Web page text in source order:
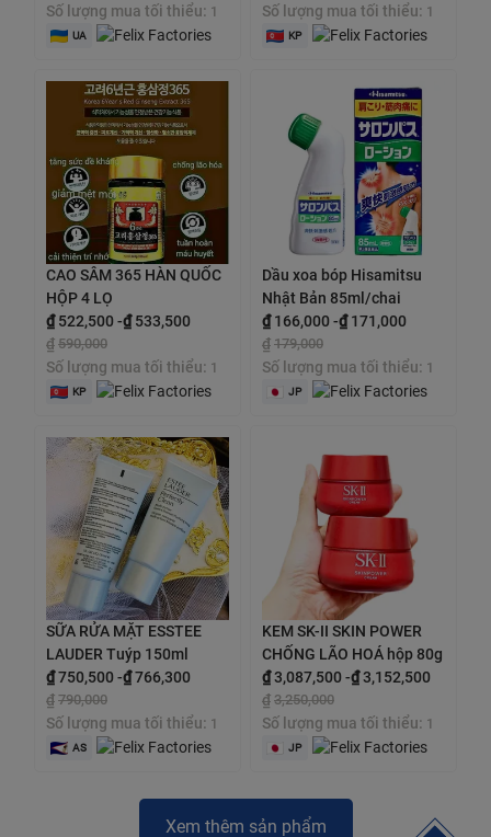
Số lượng mua tối thiểu: 1
UA
Số lượng mua tối thiểu: 1
KP
CAO SÂM 365 HÀN QUỐC
HỘP 4 LỌ
₫ 522,500-₫ 533,500
₫ 590,000
Số lượng mua tối thiểu: 1
KP
Dầu xoa bóp Hisamitsu
Nhật Bản 85ml/chai
₫ 166,000-₫ 171,000
₫ 179,000
Số lượng mua tối thiểu: 1
JP
SỮA RỬA MẶT ESSTEE
LAUDER Tuýp 150ml
₫750,500-₫766,300
₫ 790,000
Số lượng mua tối thiểu: 1
AS
KEM SK-II SKIN POWER
CHỐNG LÃO HOÁ hộp 80g
₫3,087,500-₫3,152,500
₫ 3,250,000
Số lượng mua tối thiểu: 1
JP
Xem thêm sản phẩm